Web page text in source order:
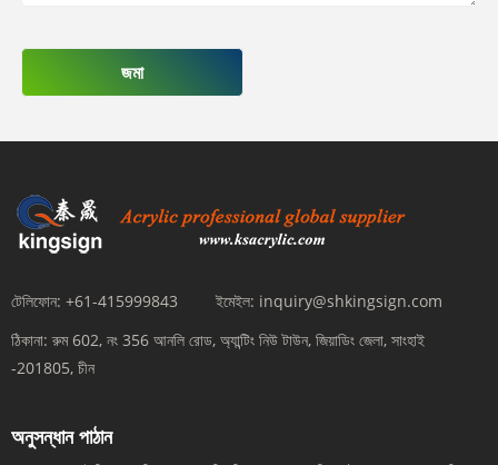
জমা
টেলিফোন: +61-415999843 ইমেইল: inquiry@shkingsign.com
ঠিকানা: রুম 602, নং 356 আনলি রোড, অ্যান্টিং নিউ টাউন, জিয়াডিং জেলা, সাংহাই
-201805, চীন
অনুসন্ধান পাঠান